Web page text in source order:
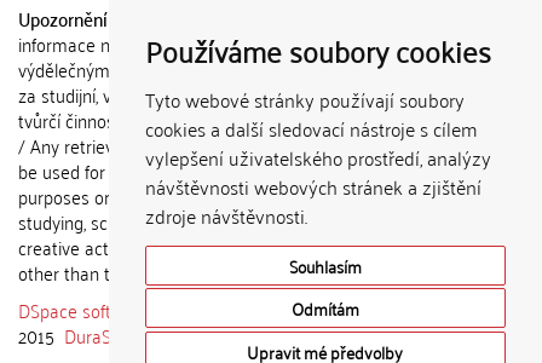
Používáme soubory cookies
Tyto webové stránky používají soubory
cookies a další sledovací nástroje s cílem
vylepšení uživatelského prostředí, analýzy
návštěvnosti webových stránek a zjištění
zdroje návštěvnosti.
Souhlasím
Odmítám
Upravit mé předvolby
Upozornění / Notice:
informace nemohou být použity k
výdělečným účelům nebo vydávány
za studijní, vědeckou nebo jinou
tvůrčí činnost jiné osoby než autora.
/ Any retrieved information shall not
be used for any commercial
purposes or claimed as results of
studying, scientific or any other
creative activities of any person
other than the author.
DSpace software
copyright © 2002-
2015 DuraSpace